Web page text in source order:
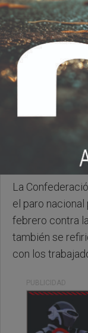
Miercoles, 18 de
La
el paro
febrero contra
también se
con los
PUBLICIDAD